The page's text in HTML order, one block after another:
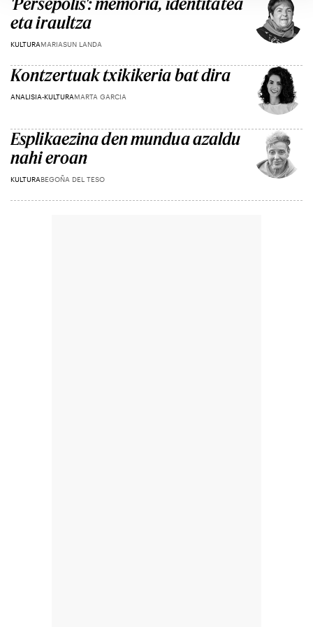
eta iraultza
KULTURAMARIASUN LANDA
Kontzertuak txikikeria bat dira
ANALISIA-KULTURAMARTA GARCIA
Esplikaezina den mundua azaldu
nahi eroan
KULTURABEGOÑA DEL TESO